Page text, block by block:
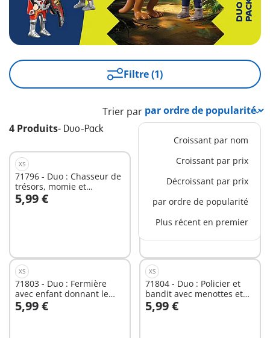
Filtre (1)
4 Produits- Duo-Pack
Trier par
Croissant par nom
Croissant par prix
Décroissant par prix
par ordre de popularité
Plus récent en premier
XS
71796 - Duo : Chasseur de
trésors, momie et
accessoires
5,99 €
Au panier
71799 - Duo : Couple de
sirène et triton avec
sceptre et trident
5,99 €
Au panier
XS
71803 - Duo : Fermière
avec enfant donnant le
biberon à un veau
5,99 €
Au panier
XS
71804 - Duo : Policier et
bandit avec menottes et
accessoires
5,99 €
Au panier